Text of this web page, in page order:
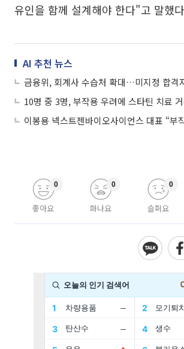
유인을 함께 설계해야 한다"고 말했
AI 추천 뉴스
금융위, 회계사 수습처 확대…미지정 합격
좋아요
0
화나요
0
슬퍼요
0